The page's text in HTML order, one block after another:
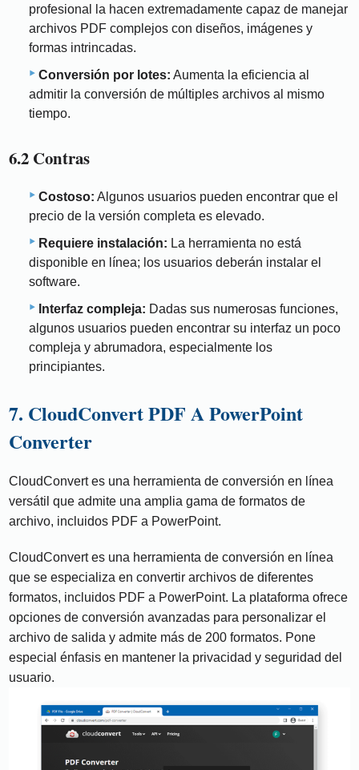
profesional la hacen extremadamente capaz de manejar
archivos PDF complejos con diseños, imágenes y
formas intrincadas.
Conversión por lotes: Aumenta la eficiencia al
admitir la conversión de múltiples archivos al mismo
tiempo.
6.2 Contras
Costoso: Algunos usuarios pueden encontrar que el
precio de la versión completa es elevado.
Requiere instalación: La herramienta no está
disponible en línea; los usuarios deberán instalar el
software.
Interfaz compleja: Dadas sus numerosas funciones,
algunos usuarios pueden encontrar su interfaz un poco
compleja y abrumadora, especialmente los
principiantes.
7. CloudConvert PDF A PowerPoint
Converter
CloudConvert es una herramienta de conversión en línea
versátil que admite una amplia gama de formatos de
archivo, incluidos PDF a PowerPoint.
CloudConvert es una herramienta de conversión en línea
que se especializa en convertir archivos de diferentes
formatos, incluidos PDF a PowerPoint. La plataforma ofrece
opciones de conversión avanzadas para personalizar el
archivo de salida y admite más de 200 formatos. Pone
especial énfasis en mantener la privacidad y seguridad del
usuario.